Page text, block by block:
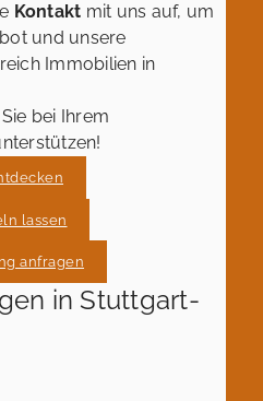
Kontakt mit uns auf, um
und unsere
Immobilien in
bei Ihrem
lassen
anfragen
in Stuttgart-